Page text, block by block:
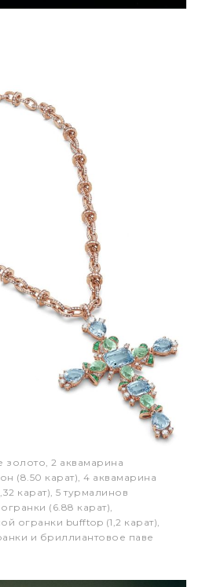
золото, 2 аквамарина
(8.50 карат), 4 аквамарина
карат), 5 турмалинов
(6.88 карат),
огранки bufftop (1,2 карат),
и бриллиантовое паве